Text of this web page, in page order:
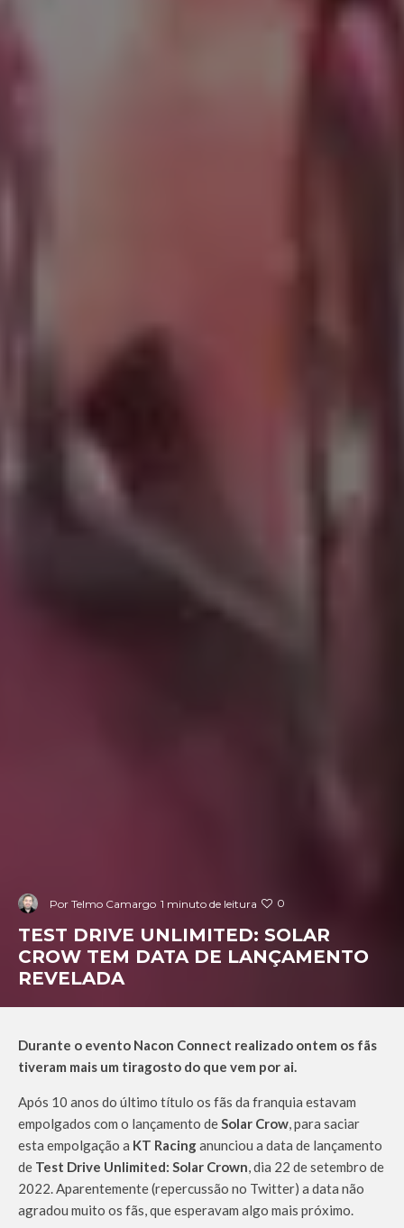
Por Telmo Camargo 1 minuto de leitura 0
TEST DRIVE UNLIMITED: SOLAR
CROW TEM DATA DE LANÇAMENTO
REVELADA
Durante o evento Nacon Connect realizado ontem os fãs
tiveram mais um tiragosto do que vem por ai.
Após 10 anos do último título os fãs da franquia estavam
empolgados com o lançamento deSolar Crow, para saciar
esta empolgação a KT Racinganunciou a data de lançamento
de Test Drive Unlimited: Solar Crown, dia 22 de setembro de
2022. Aparentemente (repercussão no Twitter) a data não
agradou muito os fãs, que esperavam algo mais próximo.